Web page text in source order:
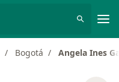
Bogotá Angela Ines